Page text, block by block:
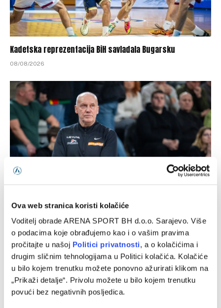
Ova web stranica koristi kolačiće
Voditelj obrade ARENA SPORT BH d.o.o. Sarajevo. Više
o podacima koje obrađujemo kao i o vašim pravima
pročitajte u našoj Politici privatnosti, a o kolačićima i
drugim sličnim tehnologijama u Politici kolačića. Kolačiće
u bilo kojem trenutku možete ponovno ažurirati klikom na
„Prikaži detalje“. Privolu možete u bilo kojem trenutku
povući bez negativnih posljedica.
Kadetska reprezentacija BiH savladala Bugarsku
08/08/2026
Kurtinaitis objavio spisak za Tursku i BiH, Litvanci
dočekuju Zmajeve bez NBA zvijezda
08/08/2026